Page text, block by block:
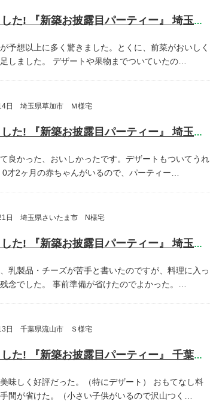
開催しました! 『新築お披露目パーティー』 埼玉県越谷市 U様宅
予想以上に多く驚きました。とくに、前菜がおいしく
しました。
デザートや果物までついていたの…
日 埼玉県草加市 Ｍ様宅
開催しました! 『新築お披露目パーティー』 埼玉県草加市 M様宅
良かった、おいしかったです。デザートもついてうれ
0才2ヶ月の赤ちゃんがいるので、パーティー…
日 埼玉県さいたま市 N様宅
開催しました! 『新築お披露目パーティー』 埼玉県さいたま市 N様宅
乳製品・チーズが苦手と書いたのですが、料理に入っ
念でした。
事前準備が省けたのでよかった。…
日 千葉県流山市 Ｓ様宅
開催しました! 『新築お披露目パーティー』 千葉県流山市 S様宅
味しく好評だった。（特にデザート）
おもてなし料
間が省けた。（小さい子供がいるので沢山つく…